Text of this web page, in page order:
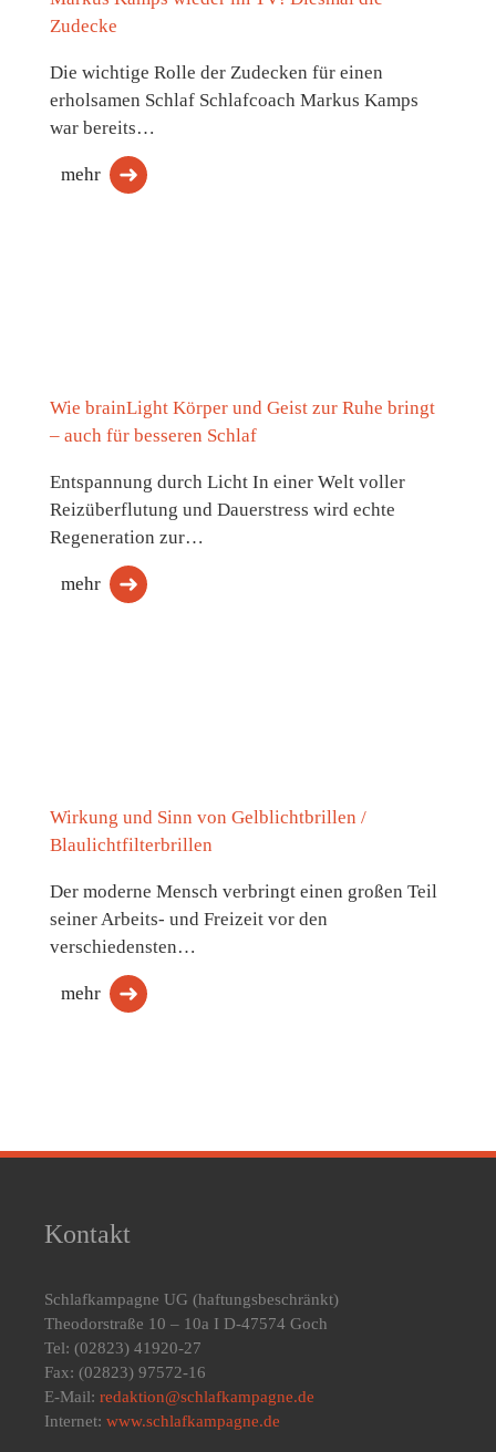
Zudecke
Die wichtige Rolle der Zudecken für einen
erholsamen Schlaf Schlafcoach Markus Kamps
war bereits…
mehr
Wie brainLight Körper und Geist zur Ruhe bringt
– auch für besseren Schlaf
Entspannung durch Licht In einer Welt voller
Reizüberflutung und Dauerstress wird echte
Regeneration zur…
mehr
Wirkung und Sinn von Gelblichtbrillen /
Blaulichtfilterbrillen
Der moderne Mensch verbringt einen großen Teil
seiner Arbeits- und Freizeit vor den
verschiedensten…
mehr
Kontakt
Schlafkampagne UG (haftungsbeschränkt)
Theodorstraße 10 – 10a I D-47574 Goch
Tel: (02823) 41920-27
Fax: (02823) 97572-16
E-Mail: redaktion@schlafkampagne.de
Internet: www.schlafkampagne.de